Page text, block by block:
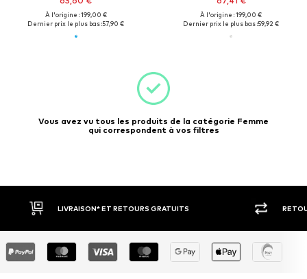
À l'origine : 199,00 €
Dernier prix le plus bas :57,90 €
À l'origine : 199,00 €
Dernier prix le plus bas :59,92 €
Vous avez vu tous les produits de la catégorie Femme
qui correspondent à vos filtres
LIVRAISON* ET RETOURS GRATUITS